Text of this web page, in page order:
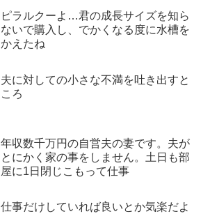
ピラルクーよ…君の成長サイズを知ら
ないで購入し、でかくなる度に水槽を
かえたね
夫に対しての小さな不満を吐き出すと
ころ
年収数千万円の自営夫の妻です。夫が
とにかく家の事をしません。土日も部
屋に1日閉じこもって仕事
仕事だけしていれば良いとか気楽だよ